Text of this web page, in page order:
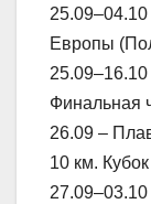
Европы
Финальная
26.09 –
10 км.